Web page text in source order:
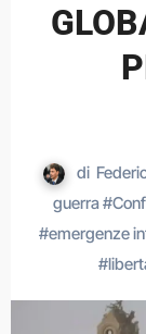
di
guerra#
#emergenze
#